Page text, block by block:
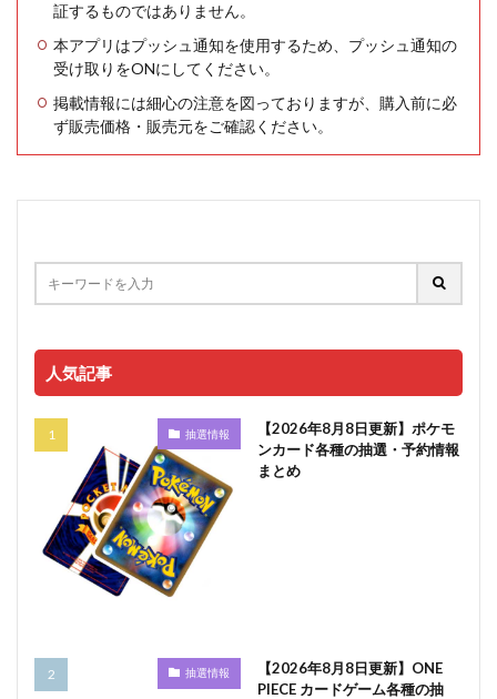
証するものではありません。
本アプリはプッシュ通知を使用するため、プッシュ通知の
受け取りをONにしてください。
掲載情報には細心の注意を図っておりますが、購入前に必
ず販売価格・販売元をご確認ください。
人気記事
抽選情報
【2026年8月8日更新】ポケモ
ンカード各種の抽選・予約情報
まとめ
抽選情報
【2026年8月8日更新】ONE
PIECE カードゲーム各種の抽